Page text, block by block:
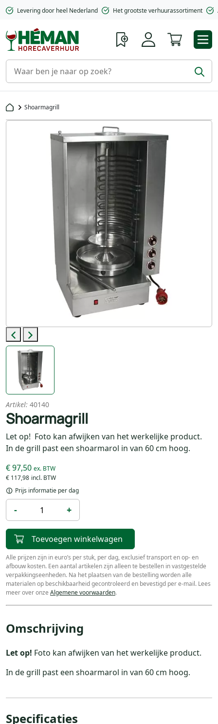
Levering door heel Nederland Het grootste verhuurassortiment
Shoarmagrill
Previous
Next
Artikel: 40140
Shoarmagrill
Let op! Foto kan afwijken van het werkelijke product.
In de grill past een shoarmarol in van 60 cm hoog.
€ 117,98
€ 97,50
Prijs informatie per dag
- +
Toevoegen winkelwagen
Alle prijzen zijn in euro’s per stuk, per dag, exclusief transport en op- en
afbouw kosten. Een aantal artikelen zijn alleen te bestellen in vastgestelde
verpakkingseenheden. Na het plaatsen van de bestelling worden alle
materialen op beschikbaarheid gecontroleerd en bevestigd per e-mail. Lees
meer over onze Algemene voorwaarden.
Omschrijving
Let op! Foto kan afwijken van het werkelijke product.
In de grill past een shoarmarol in van 60 cm hoog.
Specificaties